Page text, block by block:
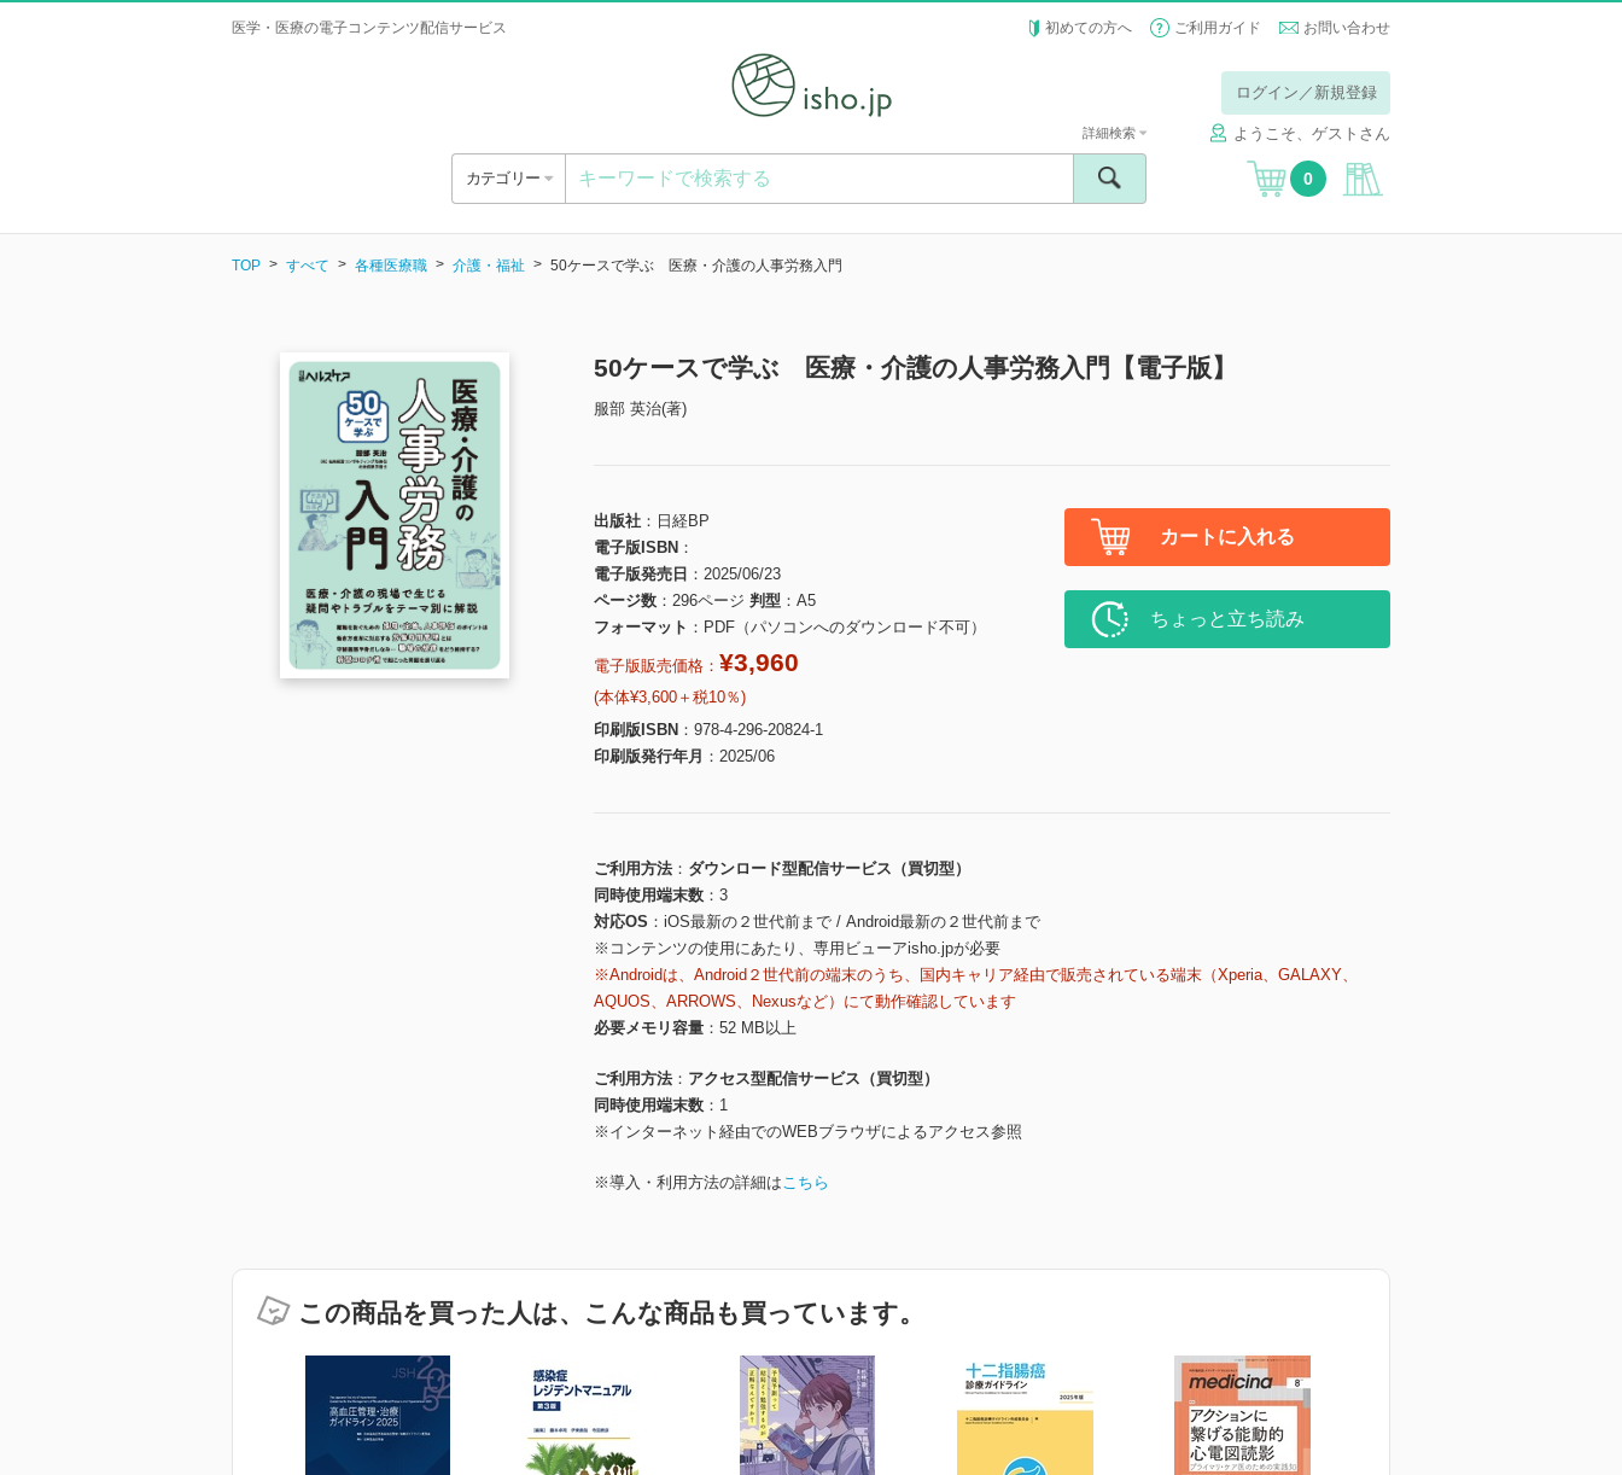
医学・医療の電子コンテンツ配信サービス 初めての方へ ご利用ガイド お問い合わせ
ログイン／新規登録
ようこそ、ゲストさん
カテゴリー
詳細検索
0
TOP すべて 各種医療職 介護・福祉 50ケースで学ぶ 医療・介護の人事労務入門
50ケースで学ぶ 医療・介護の人事労務入門【電子版】
服部 英治(著)
出版社
日経BP
電子版ISBN
電子版発売日
2025/06/23
ページ数
296ページ 判型
A5
フォーマット
PDF（パソコンへのダウンロード不可）
電子版販売価格： ¥3,960
(本体¥3,600＋税10％)
印刷版ISBN
978-4-296-20824-1
印刷版発行年月
2025/06
カートに入れる
ちょっと立ち読み
ご利用方法
ダウンロード型配信サービス（買切型）
同時使用端末数
3
対応OS
iOS最新の２世代前まで / Android最新の２世代前まで
※コンテンツの使用にあたり、専用ビューアisho.jpが必要
※Androidは、Android２世代前の端末のうち、国内キャリア経由で販売されている端末（Xperia、GALAXY、
AQUOS、ARROWS、Nexusなど）にて動作確認しています
必要メモリ容量
52 MB以上
ご利用方法
アクセス型配信サービス（買切型）
同時使用端末数
1
※インターネット経由でのWEBブラウザによるアクセス参照
※導入・利用方法の詳細はこちら
この商品を買った人は、こんな商品も買っています。